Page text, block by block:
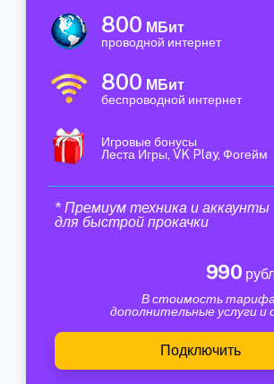
800 МБит
проводной интернет
800 МБит
беспроводной интернет
Игровые бонусы
Леста Игры, VK Play, Фогейм
* Премиум техника и аккаунты
для быстрой прокачки
990
В стоимость
дополнительные услуги и
Подключить